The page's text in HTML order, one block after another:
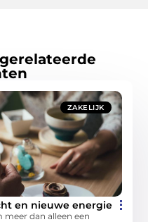
gerelateerde
ZAKELIJK
en nieuwe energie
dan alleen een